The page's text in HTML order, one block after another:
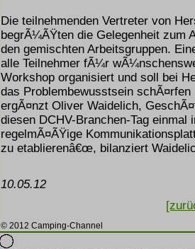
Die teilnehmenden Vertreter von
begrÃ¼ÃŸten die Gelegenheit zum
den gemischten Arbeitsgruppen.
alle Teilnehmer fÃ¼r
Workshop organisiert und soll bei
das Problembewusstsein
ergÃ¤nzt Oliver Waidelich,
diesen DCHV-Branchen-Tag
regelmÃ¤ÃŸige
zu etablierenâ€œ, bilanziert
10.05.12
© 2012 Camping-Channel